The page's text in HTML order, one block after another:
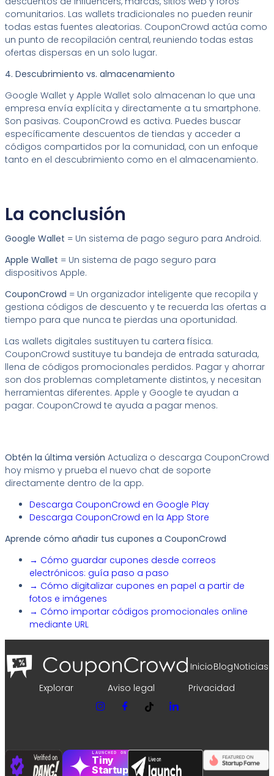
comunitarios. Las wallets tradicionales no pueden reunir
todas estas fuentes aleatorias. CouponCrowd actúa como
un punto de recopilación central, reuniendo todas estas
ofertas dispersas en un solo lugar.
4. Descubrimiento vs. almacenamiento
Google Wallet y Apple Wallet solo almacenan lo que una
empresa envía explícita y directamente a tu smartphone.
Son pasivas. CouponCrowd es activa. Puedes buscar
específicamente descuentos de tiendas y acceder a
códigos compartidos por la comunidad, con un enfoque
tanto en el descubrimiento como en el almacenamiento.
La conclusión
Google Wallet = Un sistema de pago seguro para Android.
Apple Wallet = Un sistema de pago seguro para
dispositivos Apple.
CouponCrowd = Un organizador inteligente que recopila y
gestiona códigos de descuento y te recuerda las ofertas a
tiempo para que nunca te pierdas una oportunidad.
Las wallets digitales sustituyen tu cartera física.
CouponCrowd sustituye tu bandeja de entrada saturada,
llena de códigos promocionales perdidos. Pagar y ahorrar
son dos problemas completamente distintos, y necesitan
herramientas diferentes. Apple y Google te ayudan a
pagar. CouponCrowd te ayuda a pagar menos.
Obtén la última versión Actualiza o descarga CouponCrowd
hoy mismo y prueba el nuevo chat de soporte
directamente dentro de la app.
Descarga CouponCrowd en Google Play
Descarga CouponCrowd en la App Store
Aprende cómo añadir tus cupones a CouponCrowd
→ Cómo guardar cupones desde correos
electrónicos: guía paso a paso
→ Cómo digitalizar cupones en papel a partir de
fotos e imágenes
→ Cómo importar códigos promocionales online
mediante URL
InicioBlogNoticias
Explorar
Aviso legal Privacidad
LAUNCHED ON
Tiny
Startups